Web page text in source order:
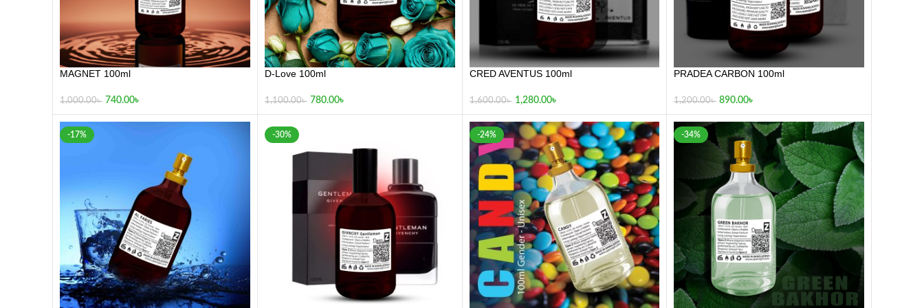
MAGNET 100ml
1,000.00৳ 740.00৳
D-Love 100ml
1,100.00৳ 780.00৳
CRED AVENTUS 100ml
1,600.00৳ 1,280.00৳
PRADEA CARBON 100ml
1,200.00৳ 890.00৳
-17% -30% -24% -34%